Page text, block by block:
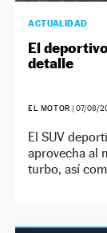
ACTUALIDAD
El
detalle
EL MOTOR |07/08/
El SUV
aprovecha al
turbo, así